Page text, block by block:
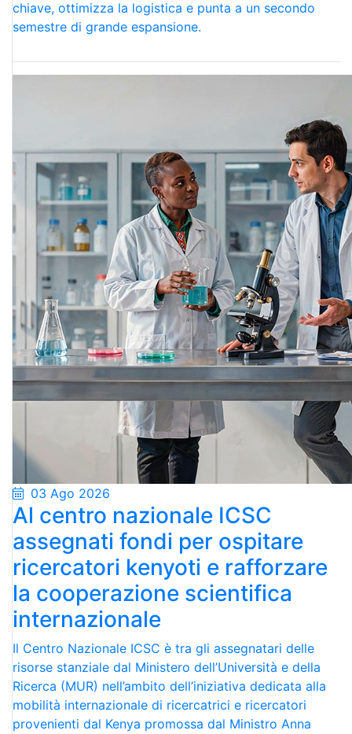
chiave, ottimizza la logistica e punta a un secondo
semestre di grande espansione.
03 Ago 2026
Al centro nazionale ICSC
assegnati fondi per ospitare
ricercatori kenyoti e rafforzare
la cooperazione scientifica
internazionale
Il Centro Nazionale ICSC è tra gli assegnatari delle
risorse stanziale dal Ministero dell’Università e della
Ricerca (MUR) nell’ambito dell’iniziativa dedicata alla
mobilità internazionale di ricercatrici e ricercatori
provenienti dal Kenya promossa dal Ministro Anna